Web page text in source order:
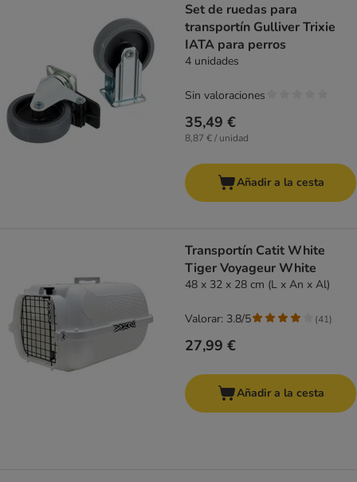
Set de ruedas para
transportín Gulliver Trixie
IATA para perros
4 unidades
35,49 €
8,87 € / unidad
Sin valoraciones
Añadir a la cesta
Transportín Catit White
Tiger Voyageur White
48 x 32 x 28 cm (L x An x Al)
27,99 €
Valorar: 3.8/5 (41)
Añadir a la cesta